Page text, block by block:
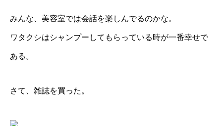
みんな、美容室では会話を楽しんでるのかな。
ワタクシはシャンプーしてもらっている時が一番幸せで
ある。
さて、雑誌を買った。